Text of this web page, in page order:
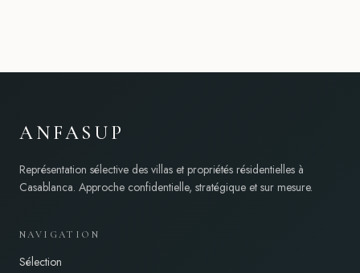
ANFASUP
Représentation sélective des villas et propriétés résidentielles à
Casablanca. Approche confidentielle, stratégique et sur mesure.
NAVIGATION
Sélection